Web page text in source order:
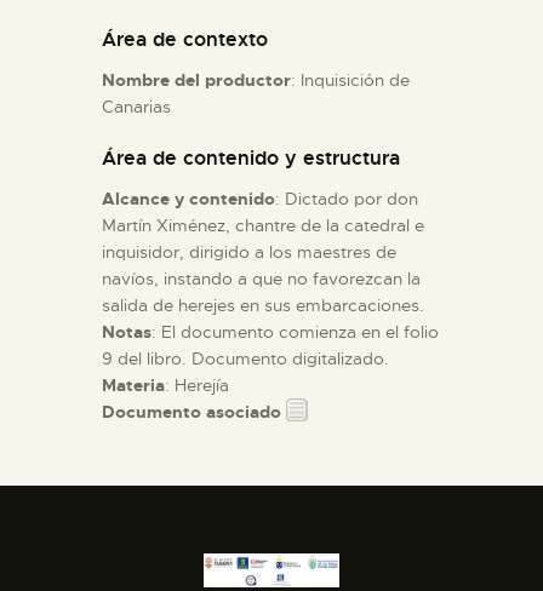
DIDÁCTICA
ESPAÑOL
Área de contexto
Nombre del productor: Inquisición de
Canarias
Área de contenido y estructura
Alcance y contenido: Dictado por don
Martín Ximénez, chantre de la catedral e
inquisidor, dirigido a los maestres de
navíos, instando a que no favorezcan la
salida de herejes en sus embarcaciones.
Notas: El documento comienza en el folio
9 del libro. Documento digitalizado.
Materia: Herejía
Documento asociado